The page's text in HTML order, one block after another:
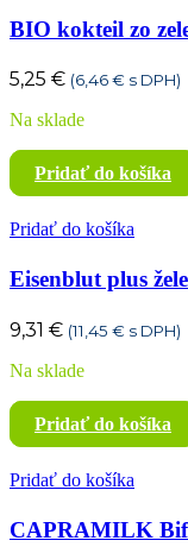
BIO kokteil zo
5,25 € (6,46€ s DPH)
Na sklade
Pridať do košíka
Pridať do košíka
Eisenblut plus
9,31 € (11,45 € s DPH)
Na sklade
Pridať do košíka
Pridať do košíka
CAPRAMILK